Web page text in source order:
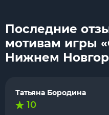
Последние
мотивам игры
Нижнем
Татьяна Бородина
10